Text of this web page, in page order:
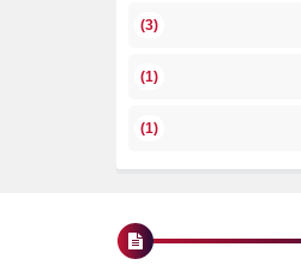
(3)
(1)
(1)